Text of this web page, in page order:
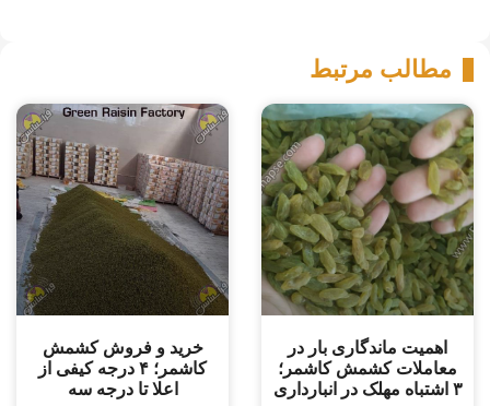
مطالب مرتبط
اهمیت ماندگاری بار در
معاملات کشمش کاشمر؛
۳ اشتباه مهلک در انبارداری
خرید و فروش کشمش
کاشمر؛ ۴ درجه کیفی از
اعلا تا درجه سه